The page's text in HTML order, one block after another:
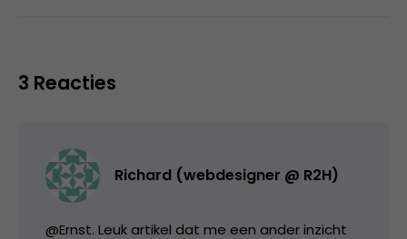
3 Reacties
Richard (webdesigner @ R2H)
@Ernst. Leuk artikel dat me een ander inzicht